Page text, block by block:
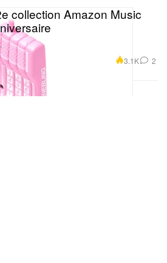
collection Amazon Music
3.1K 2